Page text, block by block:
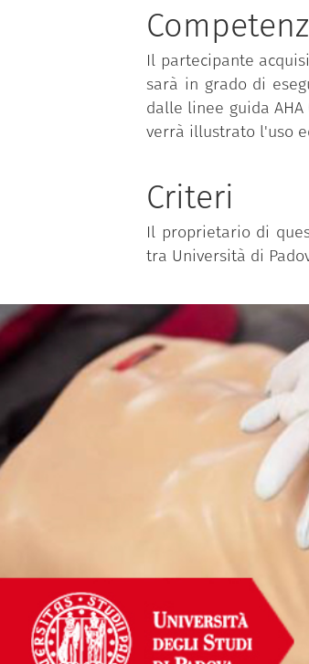
allertamento dei
esecuzione del
uso del
con un approccio
Il partecipante
sarà in grado di
dalle linee guida
verrà illustrato l'uso
Criteri
Il proprietario di
tra Università di